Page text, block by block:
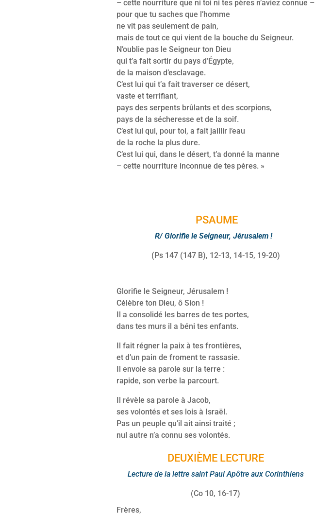
– cette nourriture que ni toi ni tes pères n’aviez connue –
pour que tu saches que l’homme
ne vit pas seulement de pain,
mais de tout ce qui vient de la bouche du Seigneur.
N’oublie pas le Seigneur ton Dieu
qui t’a fait sortir du pays d’Égypte,
de la maison d’esclavage.
C’est lui qui t’a fait traverser ce désert,
vaste et terrifiant,
pays des serpents brûlants et des scorpions,
pays de la sécheresse et de la soif.
C’est lui qui, pour toi, a fait jaillir l’eau
de la roche la plus dure.
C’est lui qui, dans le désert, t’a donné la manne
– cette nourriture inconnue de tes pères. »
PSAUME
R/ Glorifie le Seigneur, Jérusalem !
(Ps 147 (147 B), 12-13, 14-15, 19-20)
Glorifie le Seigneur, Jérusalem !
Célèbre ton Dieu, ô Sion !
Il a consolidé les barres de tes portes,
dans tes murs il a béni tes enfants.
Il fait régner la paix à tes frontières,
et d’un pain de froment te rassasie.
Il envoie sa parole sur la terre :
rapide, son verbe la parcourt.
Il révèle sa parole à Jacob,
ses volontés et ses lois à Israël.
Pas un peuple qu’il ait ainsi traité ;
nul autre n’a connu ses volontés.
DEUXIÈME LECTURE
Lecture de la lettre saint Paul Apôtre aux Corinthiens
(Co 10, 16-17)
Frères,